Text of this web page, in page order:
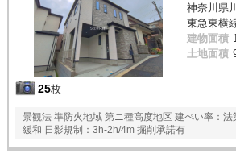
25枚
神奈川県
東急東横
建物面積
土地面積
景観法 準防火地域 第ニ種高度地区 建ぺい率：
緩和 日影規制：3h-2h/4m 掘削承諾有